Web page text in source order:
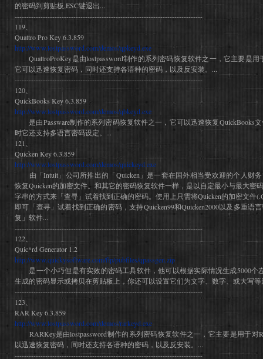
的密码到剪贴板,ESC键退出...
--------------------------------------------------------------------------------
119、
Quattro Pro Key 6.3.859
http://www.lostpassword.com/demos/qpkeyd.exe
QuattroProKey是由lostpassword制作的系列密码恢复软件之一，它主要是用
它可以迅速恢复密码，同时还支持各语种的密码，以及反安装。...
--------------------------------------------------------------------------------
120、
QuickBooks Key 6.3.859
http://www.lostpassword.com/demos/qbkeyd.exe
是由Passware制作的系列密码恢复软件之一，它可以迅速恢复QuickBooks文
时它还支持多语言密码设定。...
121、
Quicken Key 6.3.859
http://www.lostpassword.com/demos/quickeyd.exe
由「Intuit」公司所推出的「Quicken」是一套在国外相当受欢迎的个人财务
恢复Quicken的加密文件。和其它的密码恢复软件一样，是以自定最小与最大密
字串的方式来「查寻」试着找到正确的密码。使用上只需将Quicken的加密文件
即可「查寻」试着找到正确的密码，支持Quicken99和Quicken2000以及多重语
复」软件...
--------------------------------------------------------------------------------
122、
Quic*rd Generator 1.2
http://www.quickysoftware.com/ftp/pubfiles/qpassgen.zip
是一个小巧但是有实效的密码工具软件，他可以根据实际情况生成5000个
生成的密码显示或拷贝在剪贴板上，你还可以设置它们为文字、数字、或大写等
--------------------------------------------------------------------------------
123、
RAR Key 6.3.859
http://www.lostpassword.com/demos/rarkeyd.exe
RARKey是由lostpassword制作的系列密码恢复软件之一，它主要是用于对
以迅速恢复密码，同时还支持各语种的密码，以及反安装。...
--------------------------------------------------------------------------------